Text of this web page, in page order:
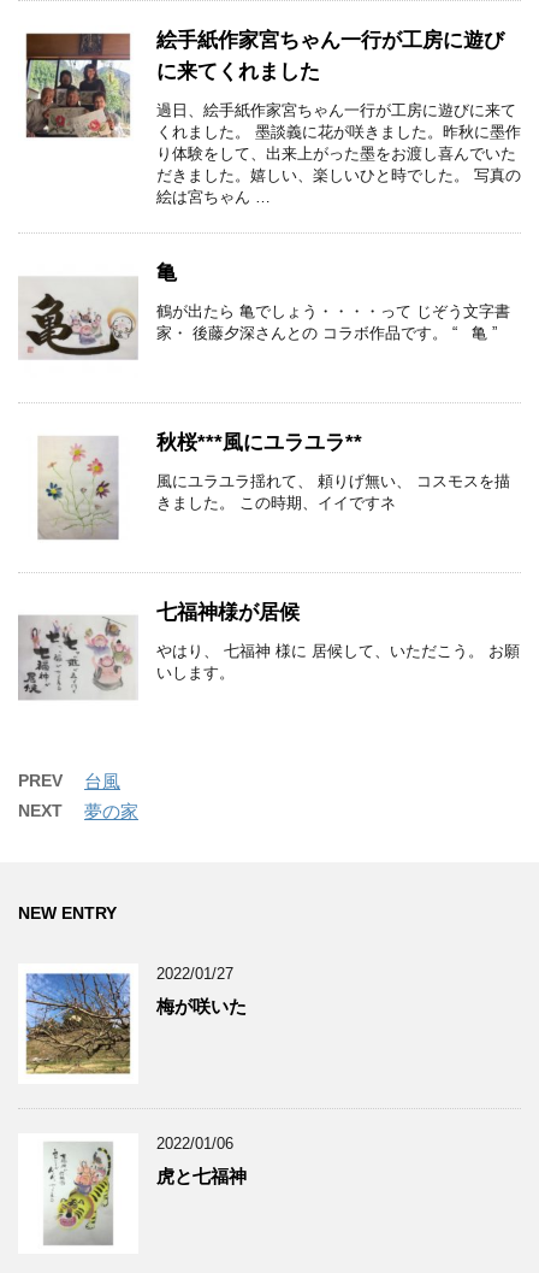
絵手紙作家宮ちゃん一行が工房に遊び
に来てくれました
過日、絵手紙作家宮ちゃん一行が工房に遊びに来て
くれました。 墨談義に花が咲きました。昨秋に墨作
り体験をして、出来上がった墨をお渡し喜んでいた
だきました。嬉しい、楽しいひと時でした。 写真の
絵は宮ちゃん …
亀
鶴が出たら 亀でしょう・・・・って じぞう文字書
家・ 後藤夕深さんとの コラボ作品です。 “ 亀 ”
秋桜***風にユラユラ**
風にユラユラ揺れて、 頼りげ無い、 コスモスを描
きました。 この時期、イイですネ
七福神様が居候
やはり、 七福神 様に 居候して、いただこう。 お願
いします。
PREV 台風
NEXT 夢の家
NEW ENTRY
2022/01/27
梅が咲いた
2022/01/06
虎と七福神